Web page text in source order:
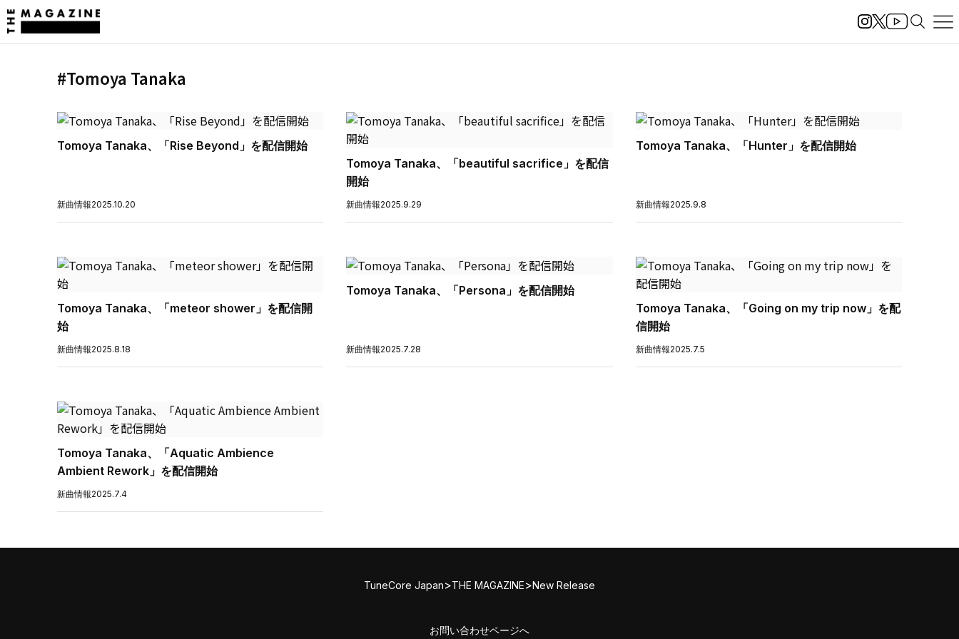
#Tomoya Tanaka
Tomoya Tanaka、「Rise Beyond」を配信開始
新曲情報2025.10.20
Tomoya Tanaka、「beautiful sacrifice」を配信
開始
新曲情報2025.9.29
Tomoya Tanaka、「Hunter」を配信開始
新曲情報2025.9.8
Tomoya Tanaka、「meteor shower」を配信開
始
新曲情報2025.8.18
Tomoya Tanaka、「Persona」を配信開始
新曲情報2025.7.28
Tomoya Tanaka、「Going on my trip now」を配
信開始
新曲情報2025.7.5
Tomoya Tanaka、「Aquatic Ambience
Ambient Rework」を配信開始
新曲情報2025.7.4
TuneCore Japan>THE MAGAZINE>New Release
お問い合わせページへ